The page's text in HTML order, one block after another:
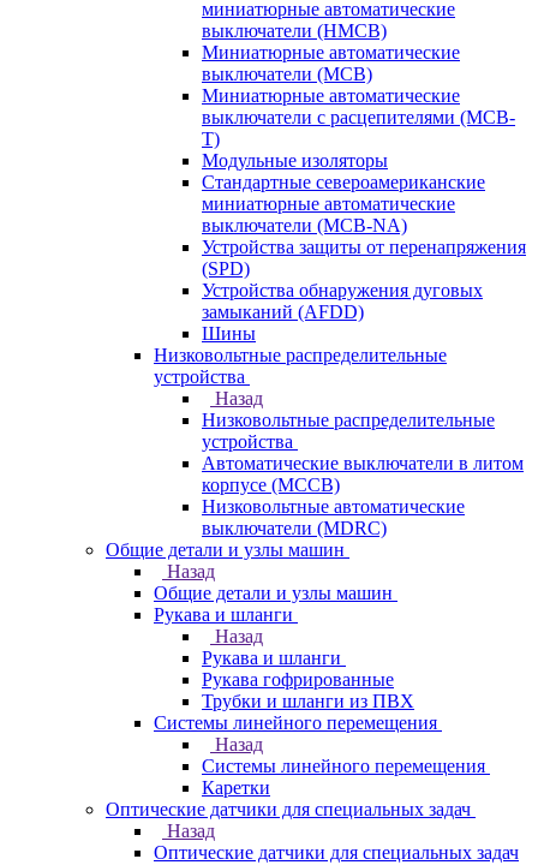
миниатюрные автоматические
выключатели (HMCB)
Миниатюрные автоматические
выключатели (MCB)
Миниатюрные автоматические
выключатели с расцепителями (MCB-
T)
Модульные изоляторы
Стандартные североамериканские
миниатюрные автоматические
выключатели (MCB-NA)
Устройства защиты от перенапряжения
(SPD)
Устройства обнаружения дуговых
замыканий (AFDD)
Шины
Низковольтные распределительные
устройства
Назад
Низковольтные распределительные
устройства
Автоматические выключатели в литом
корпусе (MCCB)
Низковольтные автоматические
выключатели (MDRC)
Общие детали и узлы машин
Назад
Общие детали и узлы машин
Рукава и шланги
Назад
Рукава и шланги
Рукава гофрированные
Трубки и шланги из ПВХ
Системы линейного перемещения
Назад
Системы линейного перемещения
Каретки
Оптические датчики для специальных задач
Назад
Оптические датчики для специальных задач